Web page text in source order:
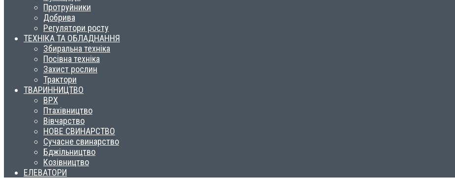
Протруйники
Добрива
Регулятори росту
ТЕХНІКА ТА ОБЛАДНАННЯ
Збиральна техніка
Посівна техніка
Захист рослин
Трактори
ТВАРИННИЦТВО
ВРХ
Птахівництво
Вівчарство
НОВЕ СВИНАРСТВО
Сучасне свинарство
Бджільництво
Козівництво
ЕЛЕВАТОРИ